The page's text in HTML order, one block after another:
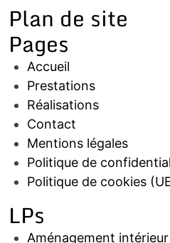
Plan de site
Pages
Accueil
Prestations
Réalisations
Contact
Mentions légales
Politique de
Politique de cookies
LPs
Aménagement